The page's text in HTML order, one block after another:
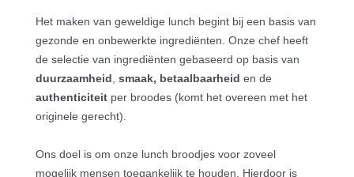
Het maken van geweldige lunch begint bij een basis van
gezonde en onbewerkte ingrediënten. Onze chef heeft
de selectie van ingrediënten gebaseerd op basis van
duurzaamheid smaak, betaalbaarheid en de
authenticiteit per broodes (komt het overeen met het
originele gerecht).
Ons doel is om onze lunch broodjes voor zoveel
mogelijk mensen toegankelijk te houden. Hierdoor is